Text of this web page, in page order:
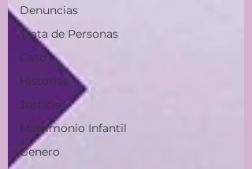
Denuncias
Trata de Personas
Casos
Historias
Justicia
Matrimonio Infantil
Genero